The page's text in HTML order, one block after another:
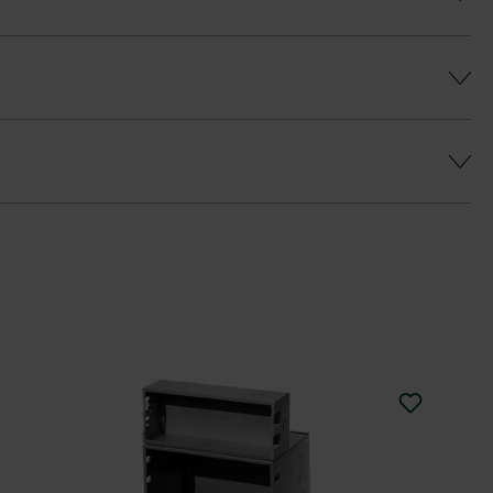
odtieňom je k dispozícii vrchná
DP30 (paralelná dodávka je
farebný efekt a predišlo sa farebným